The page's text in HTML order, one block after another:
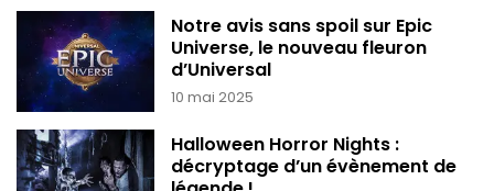
10 mai 2025
Notre avis sans spoil sur Epic
Universe, le nouveau fleuron
d’Universal
Halloween Horror Nights :
décryptage d’un évènement de